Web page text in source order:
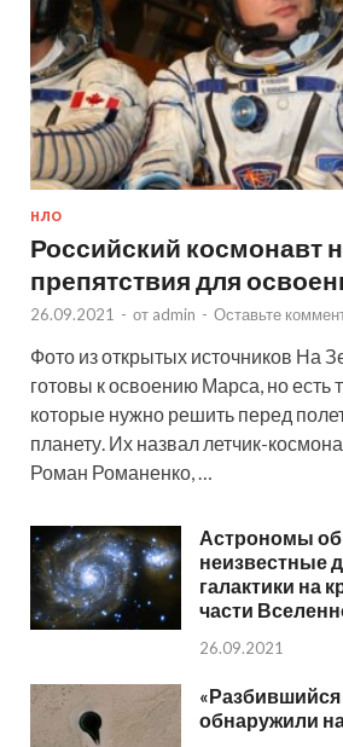
НЛО
Российский космонавт
препятствия для
26.09.2021 - от admin - Оставьте
Фото из открытых источников На
готовы к освоению Марса, но есть
которые нужно решить перед
планету. Их назвал летчик-
Роман Романенко, …
Астрономы
неизвестные
галактики на
части
26.09.2021
обнаружили